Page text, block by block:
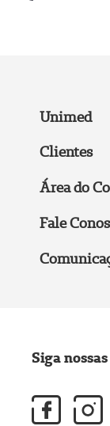
Unimed
Clientes
Área do
Fale
Siga